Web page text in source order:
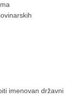
imenovan